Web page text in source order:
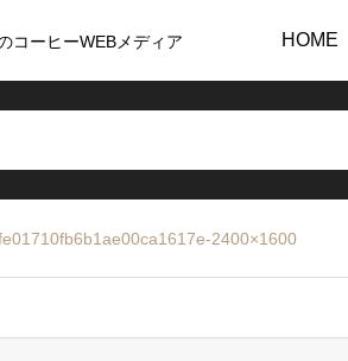
コーヒーWEBメディア HOME
2400×1600